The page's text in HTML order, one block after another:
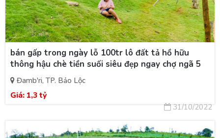
bán gấp trong ngày lỗ 100tr lô đất tả hồ hữu
thông hậu chè tiền suối siêu đẹp ngay chợ ngã 5
Đamb'ri, TP. Bảo Lộc
Giá: 1,3 tỷ
31/10/2022